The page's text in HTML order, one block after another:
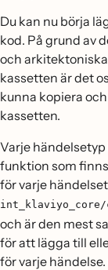
Du kan nu börja
kod. På grund av
och
kassetten är det
kunna kopiera
kassetten.
Varje
funktion som
för varje
och är den mest
för att lägga till
för varje